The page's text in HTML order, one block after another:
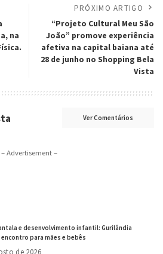
na
PRÓXIMO ARTIGO
“Projeto Cultural Meu São
João” promove experiência
afetiva na capital baiana até
28 de junho no Shopping Bela
Vista
Ver Comentários
– Advertisement –
e desenvolvimento infantil: Gurilândia
para mães e bebês
de 2026